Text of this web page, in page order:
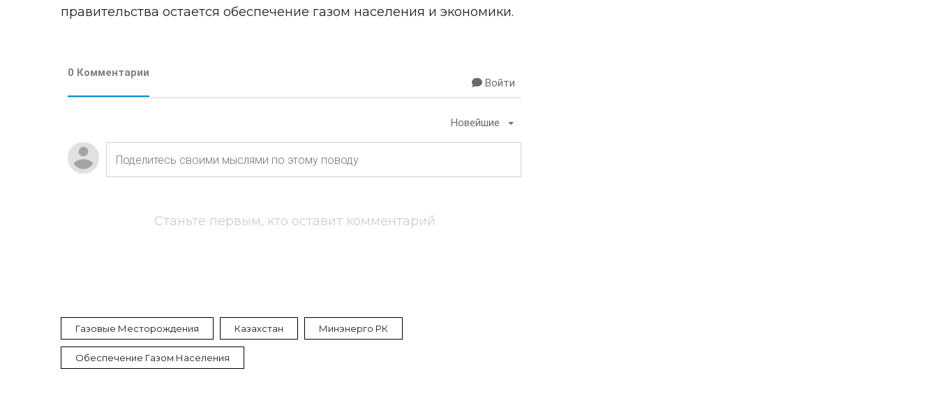
правительства остается обеспечение газом населения и экономики.
0 Комментарии
Войти
Новейшие
Станьте первым, кто оставит комментарий
Газовые Месторождения Казахстан Минэнерго РК
Обеспечение Газом Населения